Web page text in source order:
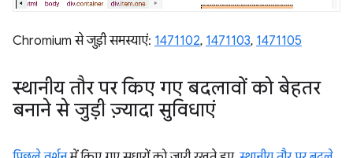
Chromium से जुड़ी समस्याएं: 1471102, 1471103, 1471105
स्थानीय तौर पर किए गए बदलावों को बेहतर
बनाने से जुड़ी ज़्यादा सुविधाएं